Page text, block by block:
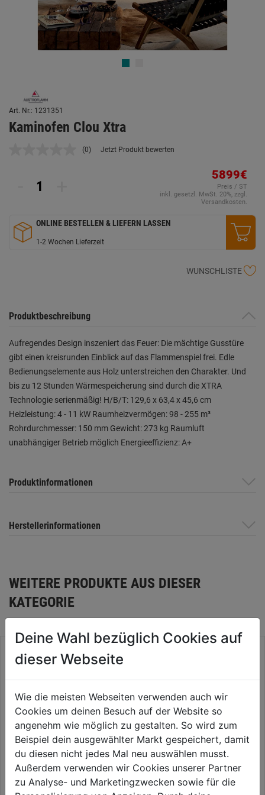
Art. Nr.: 1231351
Kaminofen Clou Xtra
Kein
(0) Jetzt Produkt bewerten
5899€
Preis / ST
inkl. gesetzl. MwSt. 20%, zzgl.
Versandkosten.
ONLINE BESTELLEN & LIEFERN LASSEN
1-2 Wochen Lieferzeit
WUNSCHLISTE
Produktbeschreibung
Aufregendes Design inszeniert das Feuer: Die mächtige Gusstüre
gibt einen kreisrunden Einblick auf das Flammenspiel frei. Edle
Bedienungselemente aus Holz unterstreichen den Charakter. Und
bis zu 12 Stunden Wärmespeicherung sind durch die XTRA
Technologie serienmäßig! H/B/T: 129,6 x 63,4 x 45,6 cm
Heizleistung: 4 - 11 kW Raumheizvermögen: 98 - 255 m³
Rohrdurchmesser: 150 mm Gewicht: 273 kg Raumluft
unabhängiger Betrieb möglich Energieeffizienz: A+
Produktinformationen
Herstellerinformationen
WEITERE PRODUKTE AUS DIESER
KATEGORIE
Kaminofen Pallas Back mit
Specksteinmantel, Kochplatten
Kaminofen Catania StilBeton
basalt sandgestrahlt
Deine Wahl bezüglich Cookies auf
dieser Webseite
Wie die meisten Webseiten verwenden auch wir
Cookies um deinen Besuch auf der Website so
angenehm wie möglich zu gestalten. So wird zum
Beispiel dein ausgewählter Markt gespeichert, damit
du diesen nicht jedes Mal neu auswählen musst.
Außerdem verwenden wir Cookies unserer Partner
zu Analyse- und Marketingzwecken sowie für die